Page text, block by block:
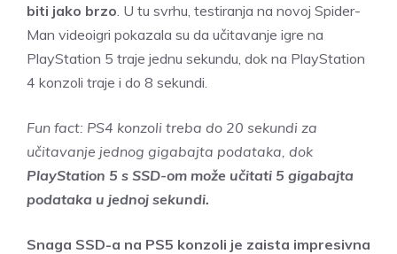
biti jako brzo . U tu svrhu, testiranja na novoj Spider-
Man videoigri pokazala su da učitavanje igre na
PlayStation 5 traje jednu sekundu, dok na PlayStation
4 konzoli traje i do 8 sekundi.
Fun fact: PS4 konzoli treba do 20 sekundi za
učitavanje jednog gigabajta podataka, dok
PlayStation 5 s SSD-om može učitati 5 gigabajta
podataka u jednoj sekundi.
Snaga SSD-a na PS5 konzoli je zaista impresivna